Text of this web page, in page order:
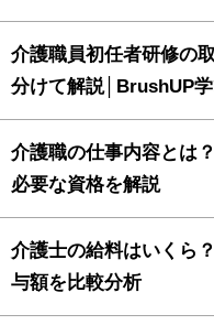
介護職員初任者研修の
分けて解説│BrushUP
介護職の仕事内容とは
必要な資格を解説
介護士の給料はいくら
与額を比較分析